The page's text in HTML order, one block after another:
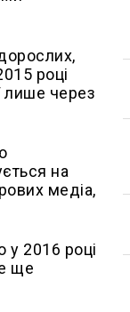
році
лише через
на
медіа,
у 2016 році
ще